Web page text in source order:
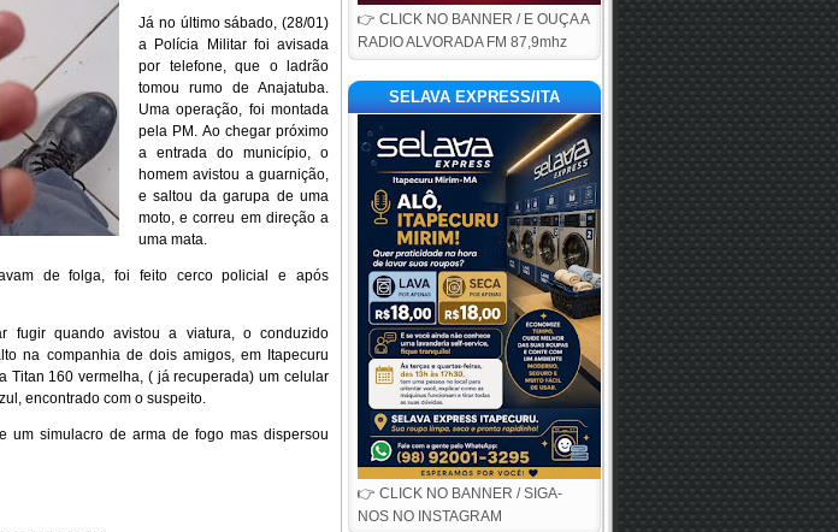
Já no último sábado, (28/01)
a Polícia Militar foi avisada
por telefone, que o ladrão
tomou rumo de Anajatuba.
Uma operação, foi montada
pela PM. Ao chegar próximo
a entrada do município, o
homem avistou a guarnição,
e saltou da garupa de uma
moto, e correu em direção a
uma mata.
de folga, foi feito cerco policial e após
fugir quando avistou a viatura, o conduzido
na companhia de dois amigos, em Itapecuru
Titan 160 vermelha, ( já recuperada) um celular
encontrado com o suspeito.
um simulacro de arma de fogo mas dispersou
👉 CLICK NO BANNER / E OUÇA A
RADIO ALVORADA FM 87,9mhz
SELAVA EXPRESS/ITA
👉 CLICK NO BANNER / SIGA-
NOS NO INSTAGRAM